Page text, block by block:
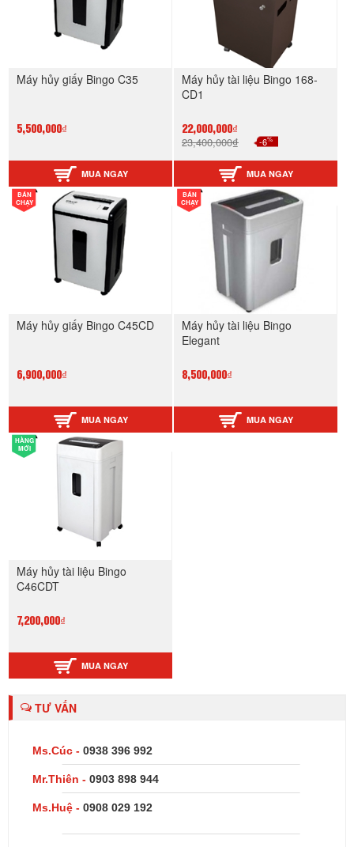
Máy hủy giấy Bingo C35
5,500,000₫
MUA NGAY
Máy hủy tài liệu Bingo 168-
CD1
22,000,000₫
23,400,000₫ -6%
MUA NGAY
BÁN
CHẠY
Máy hủy giấy Bingo C45CD
6,900,000₫
MUA NGAY
BÁN
CHẠY
Máy hủy tài liệu Bingo
Elegant
8,500,000₫
MUA NGAY
HÀNG
MỚI
Máy hủy tài liệu Bingo
C46CDT
7,200,000₫
MUA NGAY
TƯ VẤN
Ms.Cúc - 0938 396 992
Mr.Thiên - 0903 898 944
Ms.Huệ - 0908 029 192